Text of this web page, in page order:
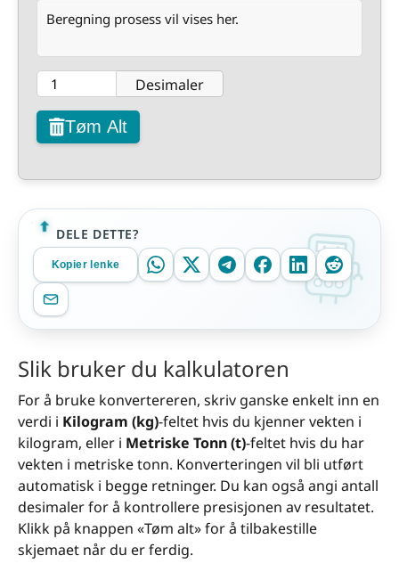
Beregning prosess vil vises her.
Desimaler
Tøm Alt
DELE DETTE?
Kopier lenke
Slik bruker du kalkulatoren
For å bruke konvertereren, skriv ganske enkelt inn en
verdi i Kilogram (kg)-feltet hvis du kjenner vekten i
kilogram, eller i Metriske Tonn (t)-feltet hvis du har
vekten i metriske tonn. Konverteringen vil bli utført
automatisk i begge retninger. Du kan også angi antall
desimaler for å kontrollere presisjonen av resultatet.
Klikk på knappen «Tøm alt» for å tilbakestille
skjemaet når du er ferdig.